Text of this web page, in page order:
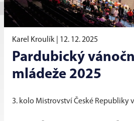
Karel Kroulík | 12. 12. 2025
Pardubický
mládeže 2025
3. kolo Mistrovství České Republiky